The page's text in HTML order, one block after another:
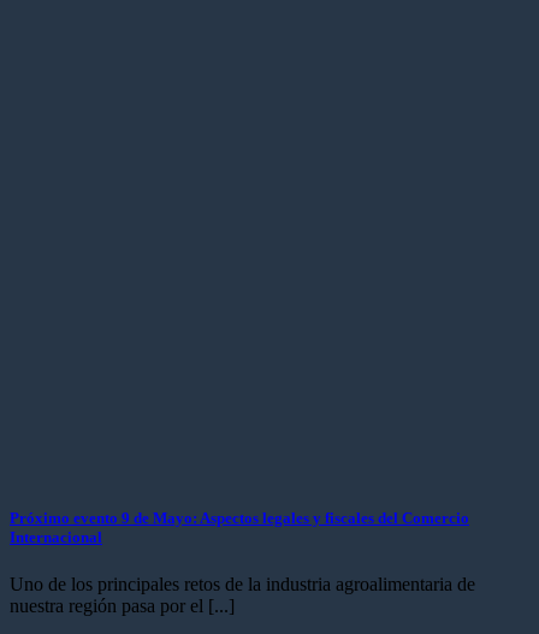
Próximo evento 9 de Mayo: Aspectos legales y fiscales del Comercio
Internacional
Uno de los principales retos de la industria agroalimentaria de
nuestra región pasa por el [...]